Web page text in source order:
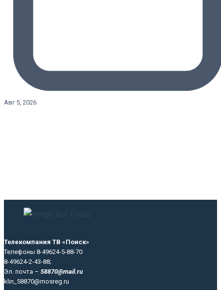
Авг 5, 2026
Телекомпания ТВ «Поиск»
Телефоны 8-49624-5-88-70
8-49624-2-43-88;
Эл. почта – 58870@mail.ru
klin_58870@mosreg.ru